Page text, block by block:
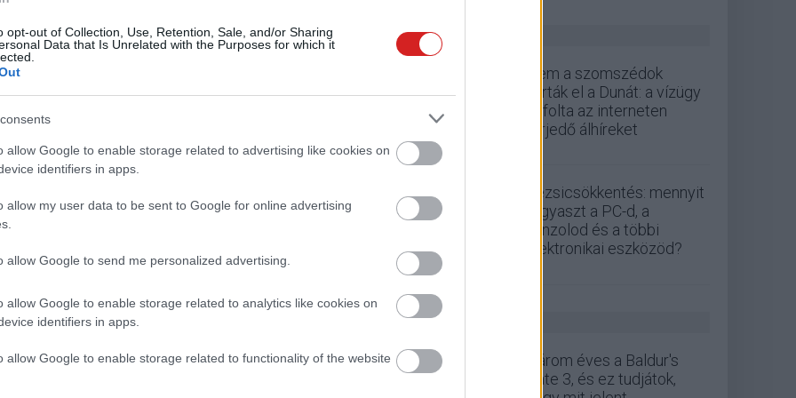
opt-out of Collection, Use, Retention, Sale, and/or Sharing
Data that Is Unrelated with the Purposes for which it
allow Google to enable storage related to advertising like cookies on
identifiers in apps.
allow my user data to be sent to Google for online advertising
allow Google to send me personalized advertising.
allow Google to enable storage related to analytics like cookies on
identifiers in apps.
allow Google to enable storage related to functionality of the website
a közösségi médiás erősítés, mert az elmúlt két
szemben, legalábbis, ami a láthatóságot
elnökként is gyakran terjesztett valótlan
ki is tiltották a platformról, amíg Elon Musk fel nem
elhíresült exelnököt.
balatoni kardioösvény (X)
#politika
ZÖLD PÁLYA
Nem a szomszédok
zárták el a Dunát: a vízügy
cáfolta az interneten
terjedő álhíreket
Rezsicsökkentés: mennyit
fogyaszt a PC-d, a
konzolod és a többi
elektronikai eszközöd?
GS HÍREK
Három éves a Baldur's
Gate 3, és ez tudjátok,